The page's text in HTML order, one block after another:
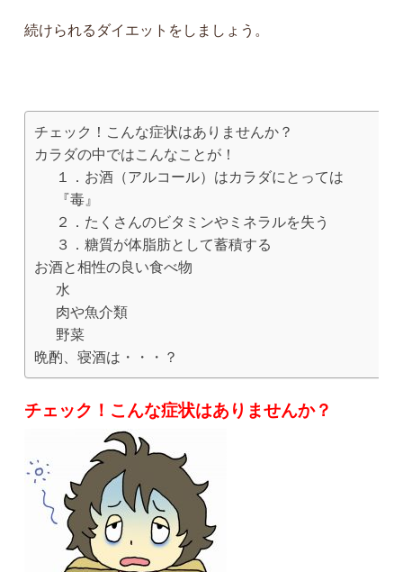
続けられるダイエットをしましょう。
チェック！こんな症状はありませんか？
カラダの中ではこんなことが！
１．お酒（アルコール）はカラダにとっては
『毒』
２．たくさんのビタミンやミネラルを失う
３．糖質が体脂肪として蓄積する
お酒と相性の良い食べ物
水
肉や魚介類
野菜
晩酌、寝酒は・・・？
チェック！こんな症状はありませんか？